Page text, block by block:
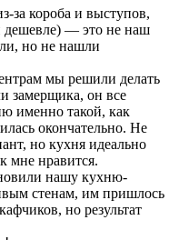
за короба и выступов,
дешевле) — это не наш
но не нашли
мы решили делать
замерщика, он все
именно такой, как
окончательно. Не
но кухня идеально
мне нравится.
нашу кухню-
стенам, им пришлось
но результат